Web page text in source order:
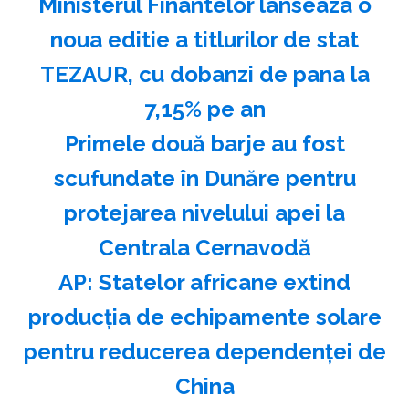
noua editie a titlurilor de stat
TEZAUR, cu dobanzi de pana la
7,15% pe an
Primele două barje au fost
scufundate în Dunăre pentru
protejarea nivelului apei la
Centrala Cernavodă
AP: Statelor africane extind
producţia de echipamente solare
pentru reducerea dependenţei de
China